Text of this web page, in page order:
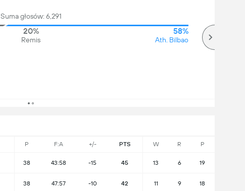
P F:A +/- PTS W R P
38 43:58 -15 45 13 6 19
38 47:57 -10 42 11 9 18
Suma głosów: 6,291
20%
Remis
58%
Ath. Bilbao